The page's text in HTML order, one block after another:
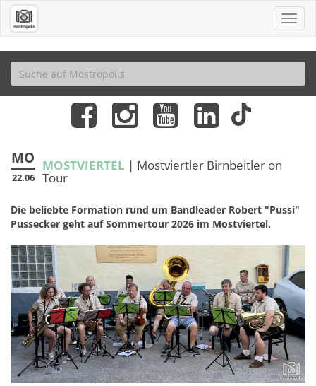
MO
22.06
MOSTVIERTEL | Mostviertler Birnbeitler on
Tour
Die beliebte Formation rund um Bandleader Robert "Pussi"
Pussecker geht auf Sommertour 2026 im Mostviertel.